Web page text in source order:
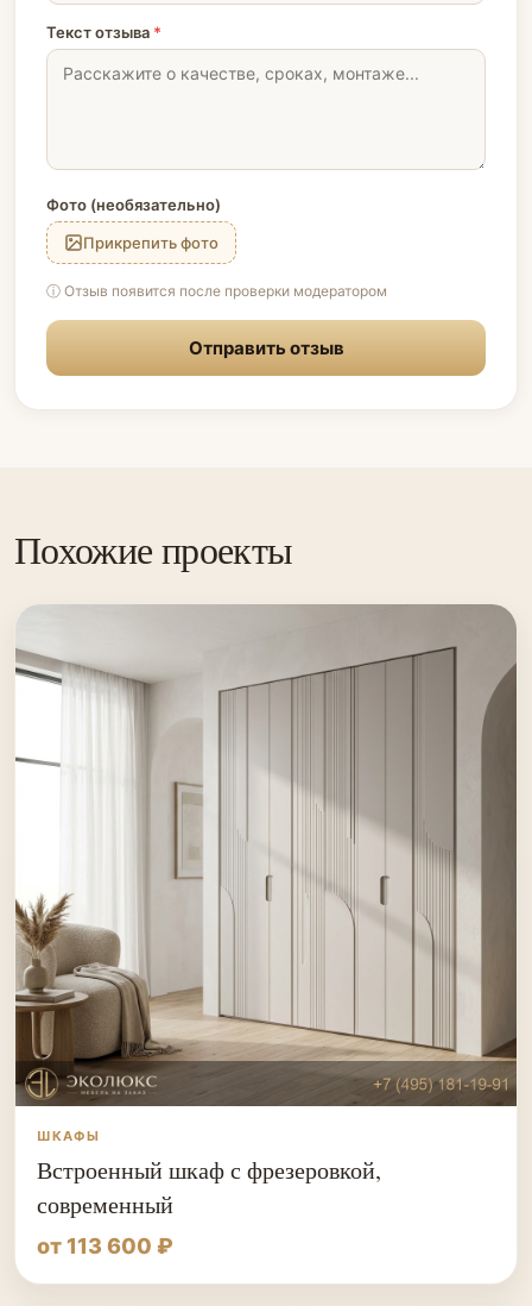
Текст отзыва *
Фото (необязательно)
Прикрепить фото
ⓘ Отзыв появится после проверки модератором
Отправить отзыв
Похожие проекты
ШКАФЫ
Встроенный шкаф с фрезеровкой,
современный
от 113 600 ₽